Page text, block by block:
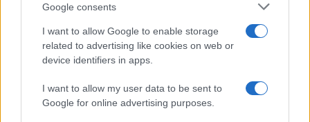
Google consents
I want to allow Google to enable storage
related to advertising like cookies on web or
device identifiers in apps.
I want to allow my user data to be sent to
Google for online advertising purposes.
Continua a leggere